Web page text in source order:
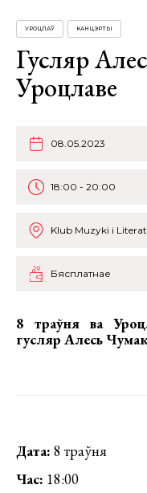
УРОЦЛАЎ КАНЦЭРТЫ
Гусляр
Уроцлаве
08.05.2023
18:00 - 20:00
Klub Muzyki i
Бясплатнае
8 траўня ва
гусляр Алесь
Дата: 8 траўня
Час: 18:00